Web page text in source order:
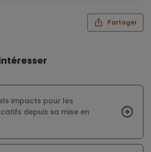
Partager
impacts pour les
depuis sa mise en